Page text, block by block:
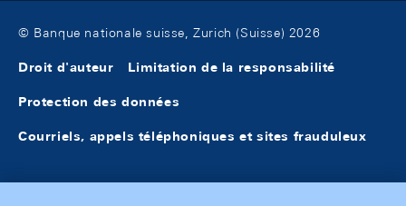
© Banque nationale suisse, Zurich (Suisse) 2026
Droit d'auteur Limitation de la responsabilité
Protection des données
Courriels, appels téléphoniques et sites frauduleux